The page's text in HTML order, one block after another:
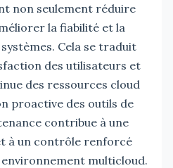
non seulement réduire
la fiabilité et la
Cela se traduit
des utilisateurs et
des ressources cloud
proactive des outils de
contribue à une
à un contrôle renforcé
environnement multicloud.